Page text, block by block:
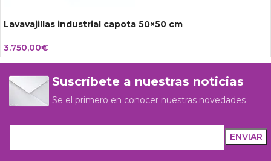
Lavavajillas industrial capota 50×50 cm
3.750,00€
Suscríbete a nuestras noticias
Se el primero en conocer nuestras novedades